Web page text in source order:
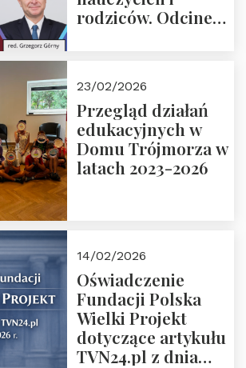
rodziców. Odcinek
Rozmawiają red.
Grzegorz Górny i
prof. Michał
Łuczewski
23/02/2026
Przegląd działań
edukacyjnych w
Domu Trójmorza w
latach 2023-2026
14/02/2026
Oświadczenie
Fundacji Polska
Wielki Projekt
dotyczące artykułu
TVN24.pl z dnia